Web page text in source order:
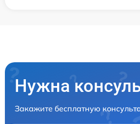
Нужна
Закажите бесплатную